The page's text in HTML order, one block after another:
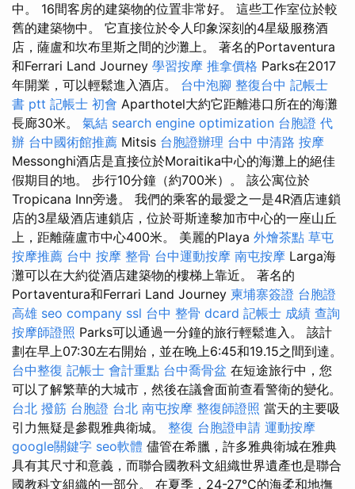
中。 16間客房的建築物的位置非常好。 這些工作室位於較
舊的建築物中。 它直接位於令人印象深刻的4星級服務酒
店，薩盧和坎布里斯之間的沙灘上。 著名的Portaventura
和Ferrari Land Journey 學習按摩 推拿價格 Parks在2017
年開業，可以輕鬆進入酒店。 台中泡腳 整復台中 記帳士
書 ptt 記帳士 初會 Aparthotel大約它距離港口所在的海灘
長廊30米。 氣結 search engine optimization 台胞證 代
辦 台中國術館推薦 Mitsis 台胞證辦理 台中 中清路 按摩
Messonghi酒店是直接位於Moraitika中心的海灘上的絕佳
假期目的地。 步行10分鐘（約700米）。 該公寓位於
Tropicana Inn旁邊。 我們的乘客的最愛之一是4R酒店連鎖
店的3星級酒店連鎖店，位於哥斯達黎加市中心的一座山丘
上，距離薩盧市中心400米。 美麗的Playa 外燴茶點 草屯
按摩推薦 台中 按摩 整骨 台中運動按摩 南屯按摩 Larga海
灘可以在大約從酒店建築物的樓梯上靠近。 著名的
Portaventura和Ferrari Land Journey 柬埔寨簽證 台胞證
高雄 seo company ssl 台中 整骨 dcard 記帳士 成績 查詢
按摩師證照 Parks可以通過一分鐘的旅行輕鬆進入。 該計
劃在早上07:30左右開始，並在晚上6:45和19.15之間到達。
台中整復 記帳士 會計重點 台中喬骨盆 在短途旅行中，您
可以了解繁華的大城市，然後在議會面前查看警衛的變化。
台北 撥筋 台胞證 台北 南屯按摩 整復師證照 當天的主要吸
引力無疑是參觀雅典衛城。 整復 台胞證申請 運動按摩
google關鍵字 seo軟體 儘管在希臘，許多雅典衛城在雅典
具有其尺寸和意義，而聯合國教科文組織世界遺產也是聯合
國教科文組織的一部分。 在夏季，24-27°C的海柔和地撫